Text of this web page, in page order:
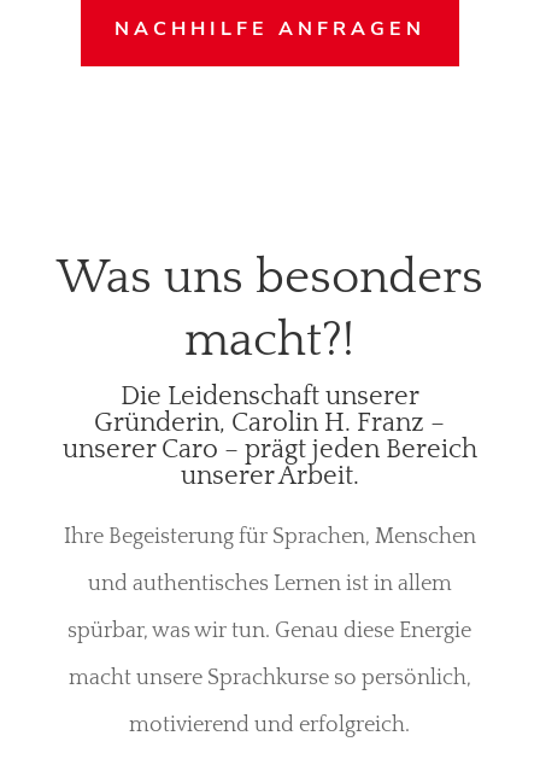
NACHHILFE ANFRAGEN
Was uns besonders
macht?!
Die Leidenschaft unserer
Gründerin, Carolin H. Franz –
unserer Caro – prägt jeden Bereich
unserer Arbeit.
Ihre Begeisterung für Sprachen, Menschen
und authentisches Lernen ist in allem
spürbar, was wir tun. Genau diese Energie
macht unsere Sprachkurse so persönlich,
motivierend und erfolgreich.